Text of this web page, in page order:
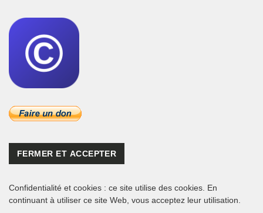
Confidentialité et cookies : ce site utilise des cookies. En
continuant à utiliser ce site Web, vous acceptez leur utilisation.